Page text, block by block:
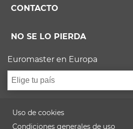
CONTACTO
NO SE LO PIERDA
Euromaster en Europa
Elige tu país
Uso de cookies
Condiciones generales de uso